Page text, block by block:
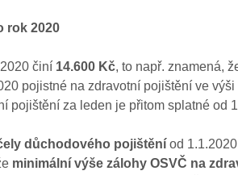
rok 2020
činí 14.600 Kč, to např. znamená,
pojistné na zdravotní pojištění ve výši
pojištění za leden je přitom splatné od
důchodového pojištění od
minimální výše zálohy OSVČ na